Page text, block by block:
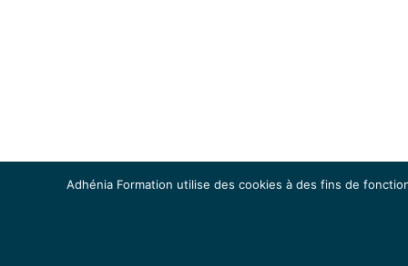
Adhénia Formation utilise des cookies à des fins de